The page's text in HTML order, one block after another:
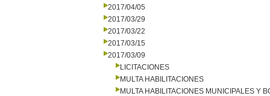
2017/04/05
2017/03/29
2017/03/22
2017/03/15
2017/03/09
LICITACIONES
MULTA HABILITACIONES
MULTA HABILITACIONES MUNICIPALES Y